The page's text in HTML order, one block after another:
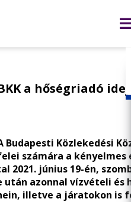
a hőségriadó
Budapesti Közlekedési
számára a kényelmes
2021. június 19-én,
után azonnal vízvételi
illetve a járatokon is